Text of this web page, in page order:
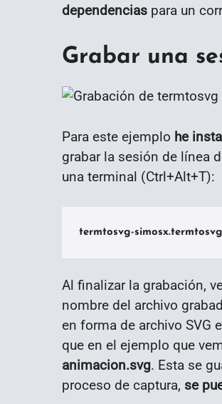
dependencias para un
Grabar una
Para este ejemplo he
grabar la sesión de línea
una terminal (Ctrl+Alt+T):
termtosvg-
Al finalizar la grabación,
nombre del archivo
en forma de archivo SVG
que en el ejemplo que
animacion.svg. Esta se
proceso de captura, se